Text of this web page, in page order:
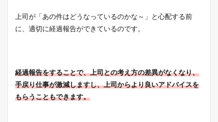
上司が「あの件はどうなっているのかな～」と心配する前
に、適切に経過報告ができているのです。
経過報告をすることで、上司との考え方の差異がなくなり、
手戻り仕事が激減しますし、上司からより良いアドバイスを
もらうこともできます。